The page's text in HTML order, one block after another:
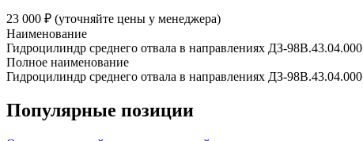
23 000 ₽︁ (уточняйте цены у менеджера)
Наименование
Гидроцилиндр среднего отвала в направлениях ДЗ-98В.43.04.000
Полное наименование
Гидроцилиндр среднего отвала в направлениях ДЗ-98В.43.04.000
Популярные позиции